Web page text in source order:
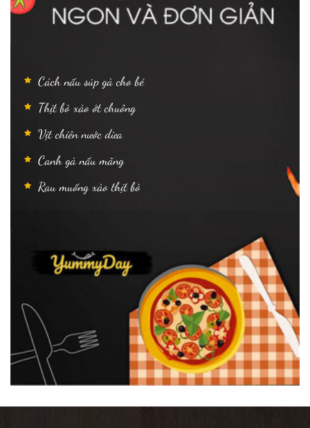
Cách nấu súp gà cho bé
Thịt bò xào ớt chuông
Vịt chiên nước dừa
Canh gà nấu măng
Rau muống xào thịt bò